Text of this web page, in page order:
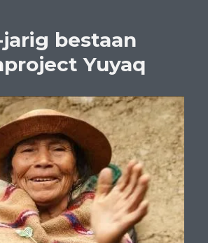
jarig bestaan
Yuyaq